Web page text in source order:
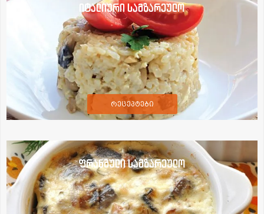
იტალიური სამზარეულო
რეცეპტები
ფრანგული სამზარეულო